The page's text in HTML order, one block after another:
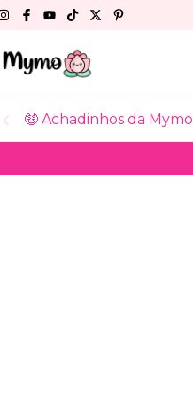
🤑 Achadinhos da Mymo